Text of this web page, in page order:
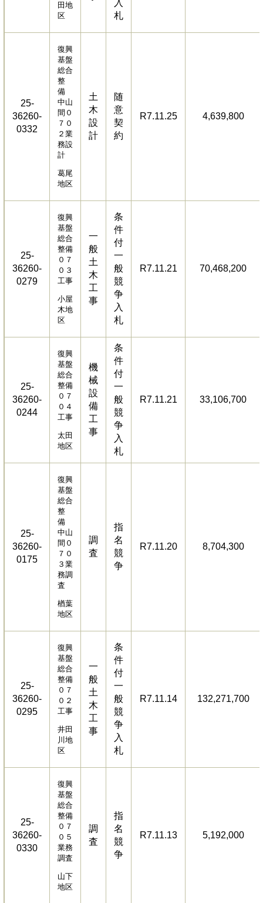
田地
区
入
札
25-
36260-
0332
復興
基盤
総合
整
備
中山
間０
７０
２業
務設
計
葛尾
地区
土
木
設
計
随
意
契
約
R7.11.25 4,639,800
25-
36260-
0279
復興
基盤
総合
整備
０７
０３
工事
小屋
木地
区
一
般
土
木
工
事
条
件
付
一
般
競
争
入
札
R7.11.21 70,468,200
25-
36260-
0244
復興
基盤
総合
整備
０７
０４
工事
太田
地区
機
械
設
備
工
事
条
件
付
一
般
競
争
入
札
R7.11.21 33,106,700
25-
36260-
0175
復興
基盤
総合
整
備
中山
間０
７０
３業
務調
査
楢葉
地区
調
査
指
名
競
争
R7.11.20 8,704,300
25-
36260-
0295
復興
基盤
総合
整備
０７
０２
工事
井田
川地
区
一
般
土
木
工
事
条
件
付
一
般
競
争
入
札
R7.11.14 132,271,700
25-
36260-
0330
復興
基盤
総合
整備
０７
０５
業務
調査
山下
地区
調
査
指
名
競
争
R7.11.13 5,192,000